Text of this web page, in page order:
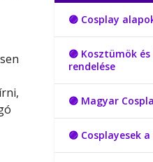
🟣 Cosplay
🟣 Kosztümök
rendelése
🟣 Magyar
🟣 Cosplayesek